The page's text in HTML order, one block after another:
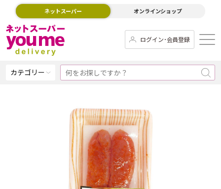
ネットスーパー オンラインショップ
ログイン･会員登録
カテゴリー